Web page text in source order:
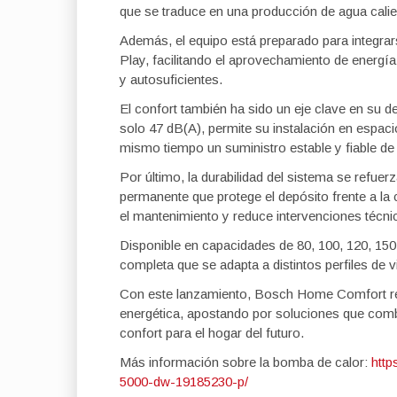
que se traduce en una producción de agua
Además, el equipo está preparado para
Play, facilitando el aprovechamiento de
y autosuficientes.
El confort también ha sido un eje clave en su
solo 47 dB(A), permite su instalación en
mismo tiempo un suministro estable y fiable
Por último, la durabilidad del sistema se
permanente que protege el depósito frente a
el mantenimiento y reduce intervenciones
Disponible en capacidades de 80, 100, 120,
completa que se adapta a distintos perfiles de
Con este lanzamiento, Bosch Home Comfort
energética, apostando por soluciones que
confort para el hogar del futuro.
Más información sobre la bomba de calor:
5000-dw-19185230-p/